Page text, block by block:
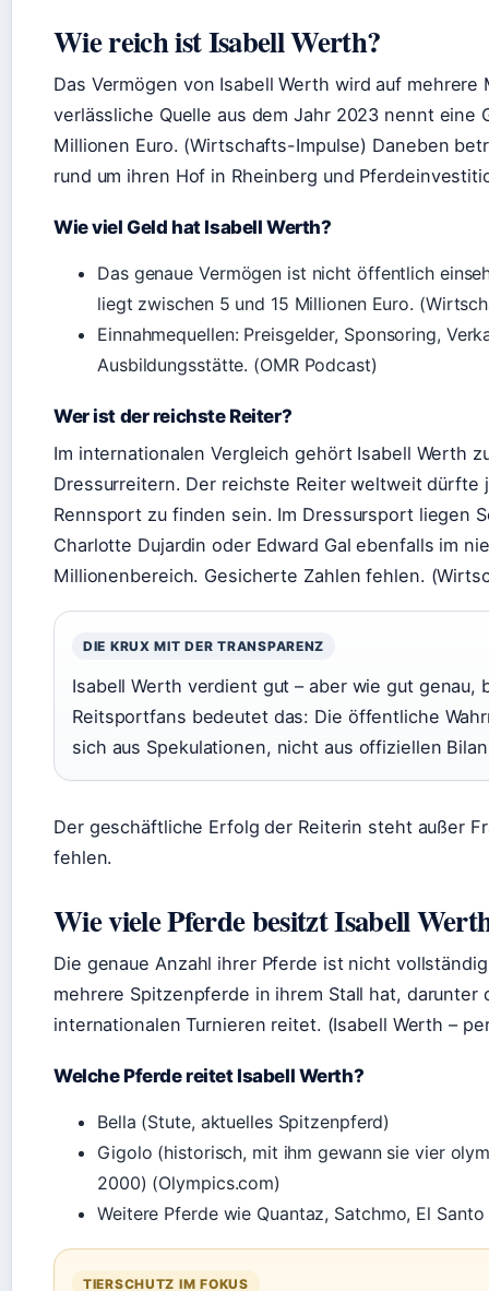
Wie reich ist Isabell Werth?
Das Vermögen von Isabell Werth wird auf
verlässliche Quelle aus dem Jahr 2023 nennt eine
Millionen Euro. (Wirtschafts-Impulse) Daneben
rund um ihren Hof in Rheinberg und
Wie viel Geld hat Isabell Werth?
Das genaue Vermögen ist nicht öffentlich
liegt zwischen 5 und 15 Millionen Euro.
Einnahmequellen: Preisgelder, Sponsoring,
Ausbildungsstätte. (OMR Podcast)
Wer ist der reichste Reiter?
Im internationalen Vergleich gehört Isabell Werth
Dressurreitern. Der reichste Reiter weltweit dürfte
Rennsport zu finden sein. Im Dressursport liegen
Charlotte Dujardin oder Edward Gal ebenfalls im
Millionenbereich. Gesicherte Zahlen fehlen.
DIE KRUX MIT DER TRANSPARENZ
Isabell Werth verdient gut – aber wie gut genau,
Reitsportfans bedeutet das: Die öffentliche
sich aus Spekulationen, nicht aus offiziellen
Der geschäftliche Erfolg der Reiterin steht außer
fehlen.
Wie viele Pferde besitzt Isabell
Die genaue Anzahl ihrer Pferde ist nicht
mehrere Spitzenpferde in ihrem Stall hat, darunter
internationalen Turnieren reitet. (Isabell Werth –
Welche Pferde reitet Isabell Werth?
Bella (Stute, aktuelles Spitzenpferd)
Gigolo (historisch, mit ihm gewann sie vier
2000) (Olympics.com)
Weitere Pferde wie Quantaz, Satchmo, El
TIERSCHUTZ IM FOKUS